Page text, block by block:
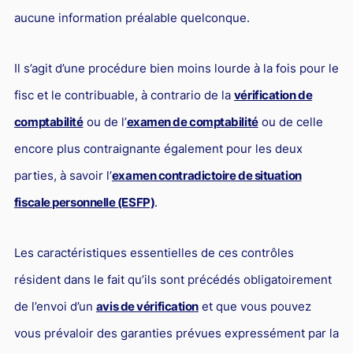
aucune information préalable quelconque.
Il s’agit d’une procédure bien moins lourde à la fois pour le
fisc et le contribuable, à contrario de la vérification de
comptabilitéou de l’examen de comptabilitéou de celle
encore plus contraignante également pour les deux
parties, à savoir l’examen contradictoire de situation
fiscale personnelle (ESFP).
Les caractéristiques essentielles de ces contrôles
résident dans le fait qu’ils sont précédés obligatoirement
de l’envoi d’un avis de vérificationet que vous pouvez
vous prévaloir des garanties prévues expressément par la